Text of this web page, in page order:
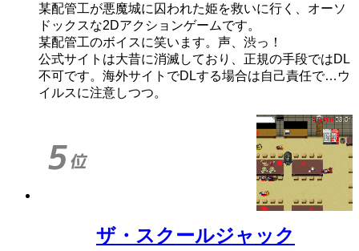
某配管工が悪魔城に囚われた姫を救いに行く、オーソ
ドックスな2Dアクションゲームです。
某配管工のボイスに笑います。声、渋っ！
公式サイトは大昔に消滅しており、正規の手段ではDL
不可です。海外サイトでDLする場合は自己責任で…ウ
イルスに注意しつつ。
ザ・スクールジャック